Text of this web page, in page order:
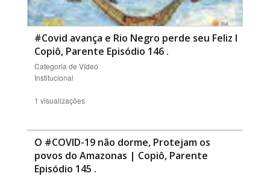
#Covid avança e Rio Negro perde seu Feliz I
Copiô, Parente Episódio 146.
Categoria de Vídeo
Institucional
1 visualizações
O #COVID-19 não dorme, Protejam os
povos do Amazonas | Copiô, Parente
Episódio 145 .